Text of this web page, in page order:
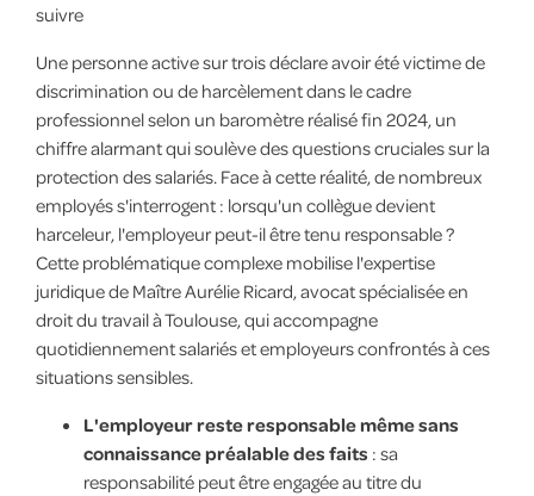
suivre
Une personne active sur trois déclare avoir été victime de
discrimination ou de harcèlement dans le cadre
professionnel selon un baromètre réalisé fin 2024, un
chiffre alarmant qui soulève des questions cruciales sur la
protection des salariés. Face à cette réalité, de nombreux
employés s'interrogent : lorsqu'un collègue devient
harceleur, l'employeur peut-il être tenu responsable ?
Cette problématique complexe mobilise l'expertise
juridique de Maître Aurélie Ricard, avocat spécialisée en
droit du travail à Toulouse, qui accompagne
quotidiennement salariés et employeurs confrontés à ces
situations sensibles.
L'employeur reste responsable même sans
connaissance préalable des faits : sa
responsabilité peut être engagée au titre du